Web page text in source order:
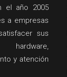
el año 2005
a empresas
sus
y atención